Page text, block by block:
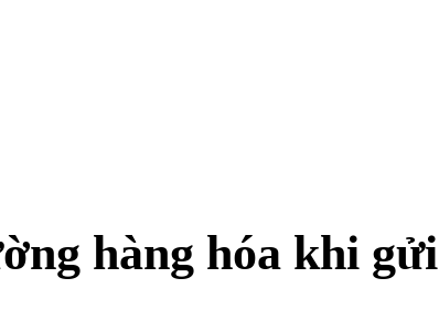
hàng hóa khi gửi